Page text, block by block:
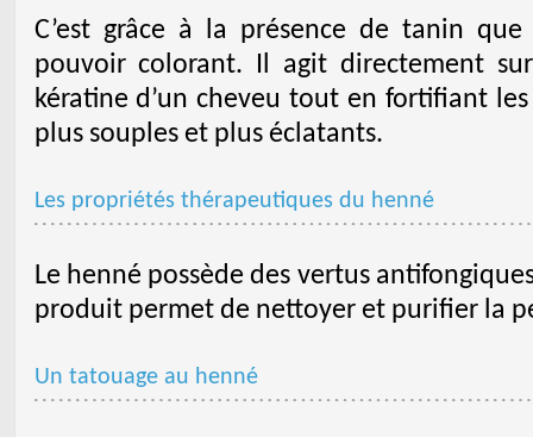
C’est grâce à la présence de tanin
pouvoir colorant. Il agit directement
kératine d’un cheveu tout en fortifiant
plus souples et plus éclatants.
Les propriétés thérapeutiques du henné
Le henné possède des vertus
produit permet de nettoyer et purifier la
Un tatouage au henné